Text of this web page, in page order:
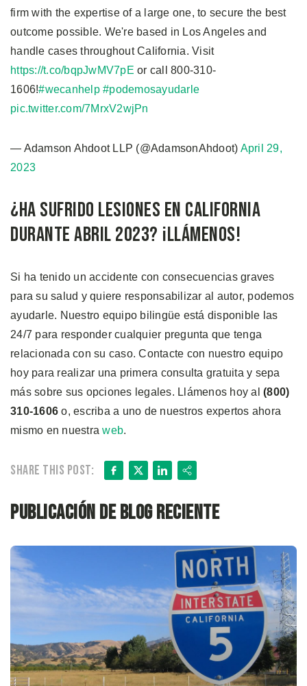
firm with the expertise of a large one, to secure the best
outcome possible. We're based in Los Angeles and
handle cases throughout California. Visit
https://t.co/bqpJwMV7pE or call 800-310-
1606!#wecanhelp #podemosayudarle
pic.twitter.com/7MrxV2wjPn
— Adamson Ahdoot LLP (@AdamsonAhdoot) April 29,
2023
¿Ha Sufrido Lesiones en California
Durante Abril 2023? ¡Llámenos!
Si ha tenido un accidente con consecuencias graves
para su salud y quiere responsabilizar al autor, podemos
ayudarle. Nuestro equipo bilingüe está disponible las
24/7 para responder cualquier pregunta que tenga
relacionada con su caso. Contacte con nuestro equipo
hoy para realizar una primera consulta gratuita y sepa
más sobre sus opciones legales. Llámenos hoy al (800)
310-1606 o, escriba a uno de nuestros expertos ahora
mismo en nuestraweb.
Share this post: Facebook
X LinkedIn
Share
Publicación de blog reciente